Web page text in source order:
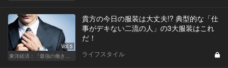
Vol.5
東洋経済：『最強の働き方』『一流の育て方』
貴方の今日の服装は大丈夫!? 典型的な「仕
事がデキない二流の人」の3大服装はこれ
だ！
ライフスタイル